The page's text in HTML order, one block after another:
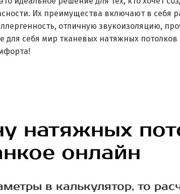
Их преимущества включают в себя
отличную звукоизоляцию,
для себя мир тканевых натяжных
натяжных
онлайн
в калькулятор, то